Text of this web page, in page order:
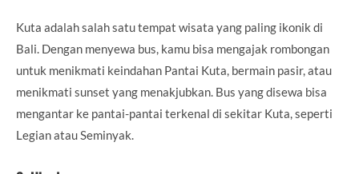
Kuta adalah salah satu tempat wisata yang paling ikonik di
Bali. Dengan menyewa bus, kamu bisa mengajak rombongan
untuk menikmati keindahan Pantai Kuta, bermain pasir, atau
menikmati sunset yang menakjubkan. Bus yang disewa bisa
mengantar ke pantai-pantai terkenal di sekitar Kuta, seperti
Legian atau Seminyak.